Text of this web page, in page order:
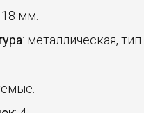
18 мм.
: металлическая, тип